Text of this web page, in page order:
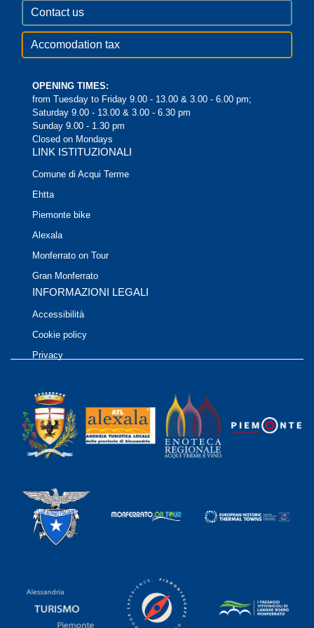
Contact us
Accomodation tax
OPENING TIMES:
from Tuesday to Friday 9.00 - 13.00 & 3.00 - 6.00 pm;
Saturday 9.00 - 13.00 & 3.00 - 6.30 pm
Sunday 9.00 - 1.30 pm
Closed on Mondays
LINK ISTITUZIONALI
Comune di Acqui Terme
Ehtta
Piemonte bike
Alexala
Monferrato on Tour
Gran Monferrato
INFORMAZIONI LEGALI
Accessibilità
Cookie policy
Privacy